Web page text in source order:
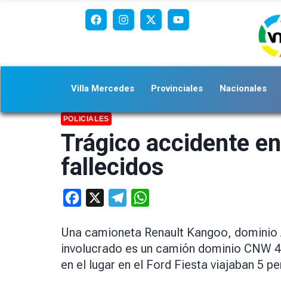
Villa Mercedes Provinciales Nacionales
POLICIALES
Trágico accidente
fallecidos
Facebook Telegram
Una camioneta Renault Kangoo,
involucrado es un camión dominio CNW
en el lugar en el Ford Fiesta viajaban 5